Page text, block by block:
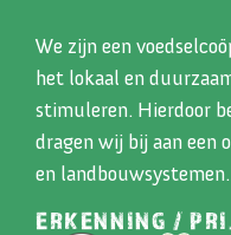
We zijn een
het lokaal en
stimuleren. Hierdoor
dragen wij bij aan een
en landbouwsystemen.
ERKENNING /